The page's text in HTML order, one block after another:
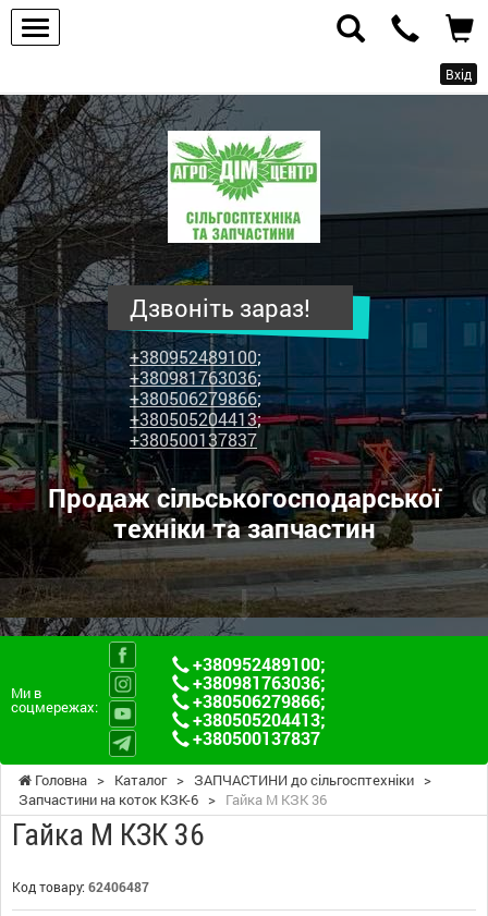
Вхід
ПП
"Агродім-
центр"
-
продаж
сільськогосподарської
техніки
та
запчастин
Дзвоніть зараз!
+380952489100;
+380981763036;
+380506279866;
+380505204413;
+380500137837
Продаж сільськогосподарської
техніки та запчастин
Ми в
соцмережах:
+380952489100;
+380981763036;
+380506279866;
+380505204413;
+380500137837
Головна > Каталог > ЗАПЧАСТИНИ до сільгосптехніки >
Запчастини на коток КЗК-6 > Гайка М КЗК 36
Гайка М КЗК 36
Код товару: 62406487